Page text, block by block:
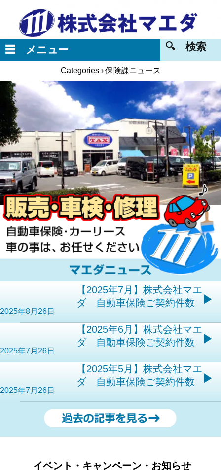
Categories ›保険課ニュース
2025年8月26日
【2025年7月】株式会社マエ
ダ 自動車保険ご契約件数
2025年7月26日
【2025年6月】株式会社マエ
ダ 自動車保険ご契約件数
2025年7月26日
【2025年5月】株式会社マエ
ダ 自動車保険ご契約件数
イベント・キャンペーン・お知らせ